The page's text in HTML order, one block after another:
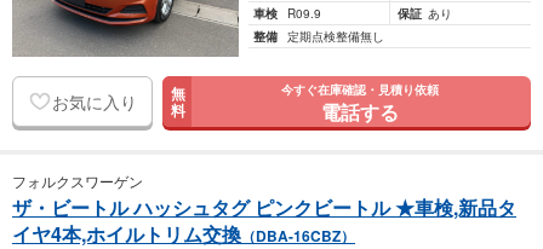
車検
R09.9 保証 あり
整備 定期点検整備無し
お気に入り 無
料
今すぐ在庫確認・見積り依頼
電話する
フォルクスワーゲン
ザ・ビートル ハッシュタグ ピンクビートル ★車検,新品タ
イヤ4本,ホイルトリム交換 （DBA-16CBZ）